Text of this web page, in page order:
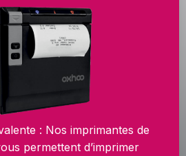
: Nos imprimantes de
permettent d’imprimer